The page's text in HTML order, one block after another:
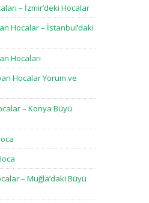
– İzmir’deki Hocalar
Hocalar – İstanbul’daki
Hocaları
Hocalar Yorum ve
– Konya Büyü
– Muğla’daki Büyü